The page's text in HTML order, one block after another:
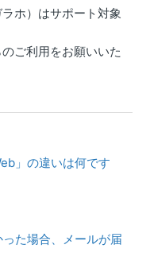
ホ）はサポート対象
ご利用をお願いいた
」の違いは何です
った場合、メールが届